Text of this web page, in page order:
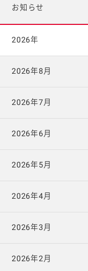
お知らせ
2026年
2026年8月
2026年7月
2026年6月
2026年5月
2026年4月
2026年3月
2026年2月